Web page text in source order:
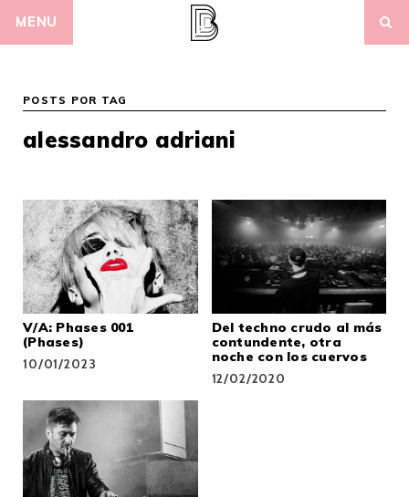
MENU
POSTS POR TAG
alessandro adriani
V/A: Phases 001
(Phases)
10/01/2023
Del techno crudo al más
contundente, otra
noche con los cuervos
12/02/2020